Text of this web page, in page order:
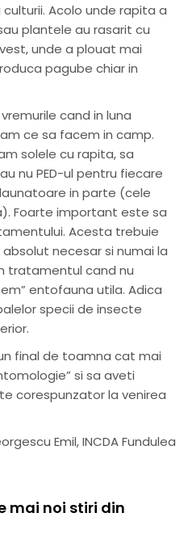
Acolo unde rapita a
plantele au rasarit cu
unde a plouat mai
pagube chiar in
cand in luna
ce sa facem in camp.
solele cu rapita, sa
nu PED-ul pentru fiecare
in parte (cele
Foarte important este sa
Acesta trebuie
necesar si numai la
tratamentul cand nu
entofauna utila. Adica
specii de insecte
final de toamna cat mai
si sa aveti
corespunzator la venirea
Emil, INCDA Fundulea
mai noi stiri din